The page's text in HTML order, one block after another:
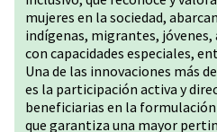
mujeres en la sociedad,
indígenas, migrantes, jóvenes,
con capacidades especiales,
Una de las innovaciones más
es la participación activa y
beneficiarias en la formulación
que garantiza una mayor